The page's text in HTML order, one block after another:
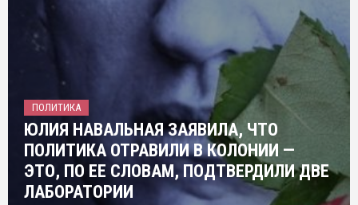
ПОЛИТИКА
ЮЛИЯ НАВАЛЬНАЯ ЗАЯВИЛА, ЧТО
ПОЛИТИКА ОТРАВИЛИ В КОЛОНИИ —
ЭТО, ПО ЕЕ СЛОВАМ, ПОДТВЕРДИЛИ ДВЕ
ЛАБОРАТОРИИ